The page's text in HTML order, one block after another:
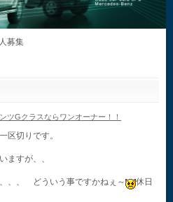
募集
ツGクラスならワンオーナー！！
区切りです。
ますが、、
、、 どういう事ですかねぇ～
休日